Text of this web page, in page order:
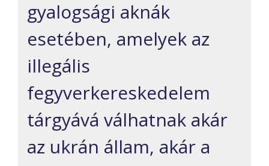
gyalogsági aknák
esetében, amelyek az
illegális
fegyverkereskedelem
tárgyává válhatnak akár
az ukrán állam, akár a